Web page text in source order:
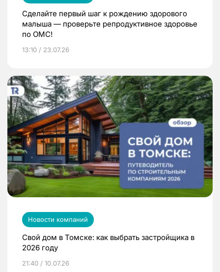
Сделайте первый шаг к рождению здорового
малыша — проверьте репродуктивное здоровье
по ОМС!
13:10 / 23.07.26
Новости компаний
Свой дом в Томске: как выбрать застройщика в
2026 году
21:40 / 10.07.26